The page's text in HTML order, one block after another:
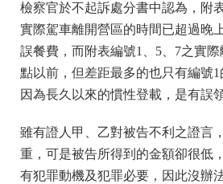
檢察官於不起訴處分書中認為，附
實際駕車離開營區的時間已超過晚
誤餐費，而附表編號1、5、7之實
點以前，但差距最多的也只有編號1
因為長久以來的慣性登載，是有誤
雖有證人甲、乙對被告不利之證言
重，可是被告所得到的金額卻很低
有犯罪動機及犯罪必要，因此沒辦